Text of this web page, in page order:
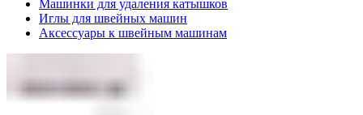
Машинки для удаления катышков
Иглы для швейных машин
Аксессуары к швейным машинам